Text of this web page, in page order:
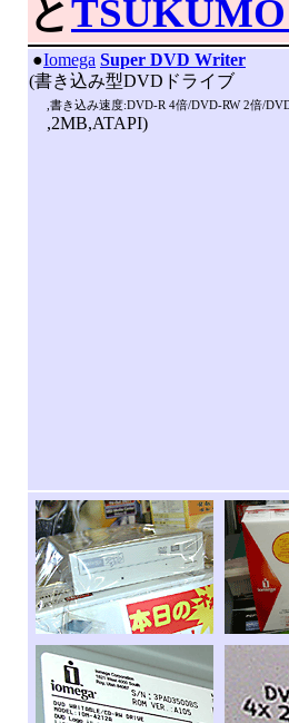
とTSUKUMO
●Iomega Super DVD Writer
(書き込み型DVDドライブ
,書き込み速度:DVD-R 4倍/DVD-RW 2倍/
,2MB,ATAPI)